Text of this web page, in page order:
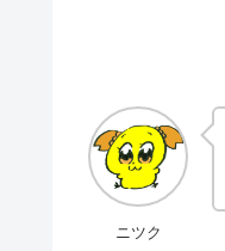
ニツク